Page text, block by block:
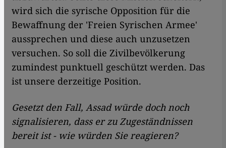
wird sich die syrische Opposition für die
Bewaffnung der 'Freien Syrischen Armee'
aussprechen und diese auch unzusetzen
versuchen. So soll die Zivilbevölkerung
zumindest punktuell geschützt werden. Das
ist unsere derzeitige Position.
Gesetzt den Fall, Assad würde doch noch
signalisieren, dass er zu Zugeständnissen
bereit ist - wie würden Sie reagieren?